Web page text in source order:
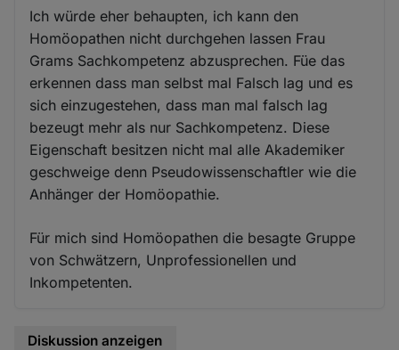
Ich würde eher behaupten, ich kann den
Homöopathen nicht durchgehen lassen Frau
Grams Sachkompetenz abzusprechen. Füe das
erkennen dass man selbst mal Falsch lag und es
sich einzugestehen, dass man mal falsch lag
bezeugt mehr als nur Sachkompetenz. Diese
Eigenschaft besitzen nicht mal alle Akademiker
geschweige denn Pseudowissenschaftler wie die
Anhänger der Homöopathie.
Für mich sind Homöopathen die besagte Gruppe
von Schwätzern, Unprofessionellen und
Inkompetenten.
Diskussion anzeigen